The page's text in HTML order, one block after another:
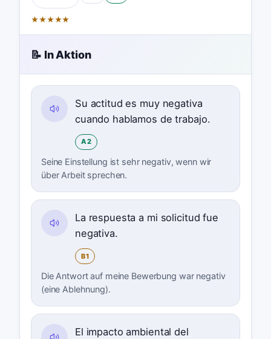
★★★★★
📝 In Aktion
Su actitud es muy negativa
cuando hablamos de trabajo.
A2
Seine Einstellung ist sehr negativ, wenn wir
über Arbeit sprechen.
La respuesta a mi solicitud fue
negativa.
B1
Die Antwort auf meine Bewerbung war negativ
(eine Ablehnung).
El impacto ambiental del